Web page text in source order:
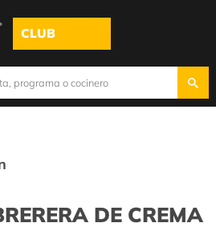
CLUB
DE CREMA